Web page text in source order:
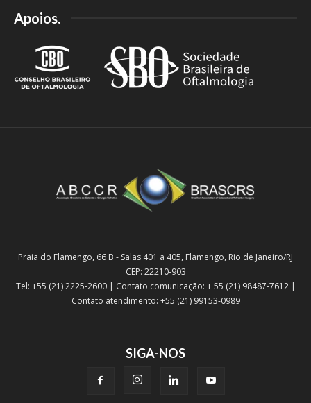
Apoios.
Praia do Flamengo, 66 B - Salas 401 a 405, Flamengo, Rio de Janeiro/RJ
CEP: 22210-903
Tel: +55 (21) 2225-2600 | Contato comunicação: + 55 (21) 98487-7612 |
Contato atendimento: +55 (21) 99153-0989
SIGA-NOS